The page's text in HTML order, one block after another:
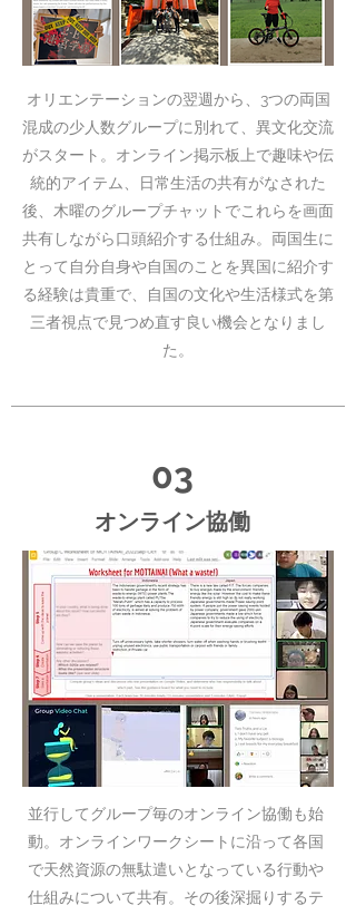
オリエンテーションの翌週から、3つの両国
混成の少人数グループに別れて、異文化交流
がスタート。オンライン掲示板上で趣味や伝
統的アイテム、日常生活の共有がなされた
後、木曜のグループチャットでこれらを画面
共有しながら口頭紹介する仕組み。両国生に
とって自分自身や自国のことを異国に紹介す
る経験は貴重で、自国の文化や生活様式を第
三者視点で見つめ直す良い機会となりまし
た。
03
オンライン協働
並行してグループ毎のオンライン協働も始
動。オンラインワークシートに沿って各国
で天然資源の無駄遣いとなっている行動や
仕組みについて共有。その後深掘りするテ